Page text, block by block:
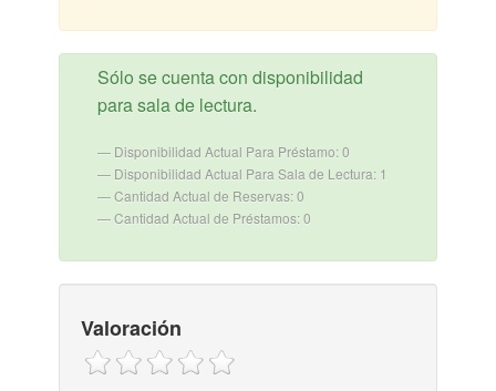
Sólo se cuenta con disponibilidad
para sala de lectura.
Disponibilidad Actual Para Préstamo: 0
Disponibilidad Actual Para Sala de Lectura: 1
Cantidad Actual de Reservas: 0
Cantidad Actual de Préstamos: 0
Valoración